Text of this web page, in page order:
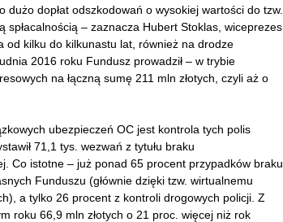
dopłat odszkodowań o wysokiej wartości do tzw.
– zaznacza Hubert Stoklas, wiceprezes
od kilku do kilkunastu lat, również na drodze
2016 roku Fundusz prowadził – w trybie
na łączną sumę 211 mln złotych, czyli aż o
ubezpieczeń OC jest kontrola tych polis
71,1 tys. wezwań z tytułu braku
Co istotne – już ponad 65 procent przypadków braku
Funduszu (głównie dzięki tzw. wirtualnemu
a tylko 26 procent z kontroli drogowych policji. Z
roku 66,9 mln złotych o 21 proc. więcej niż rok